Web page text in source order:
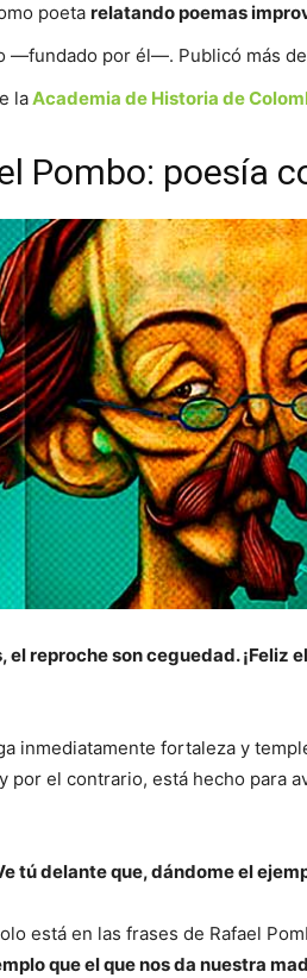
poeta relatando poemas
—fundado por él—. Publicó más de
laAcademia de Historia de
Pombo: poesía
el reproche son ceguedad. ¡Feliz
inmediatamente fortaleza y
por el contrario, está hecho para
tú delante que, dándome el
está en las frases de Rafael
que el que nos da nuestra